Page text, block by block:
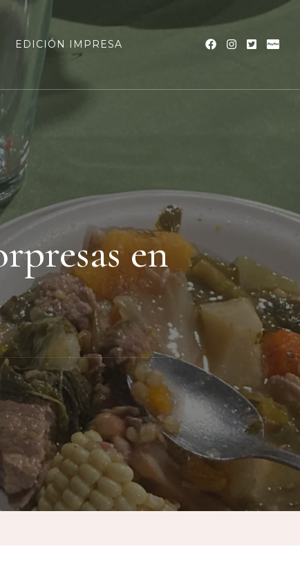
EDICIÓN IMPRESA
en